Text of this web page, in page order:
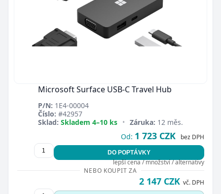
Microsoft Surface USB-C Travel Hub
P/N: 1E4-00004
Číslo: #42957
Sklad: Skladem 4–10 ks • Záruka: 12 měs.
Od: 1 723 CZK bez DPH
DO POPTÁVKY
lepší cena / množství / alternativy
NEBO KOUPIT ZA
2 147 CZK vč. DPH